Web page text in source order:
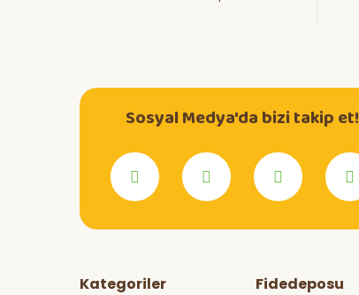
Sosyal Medya'da bizi takip et!
Kategoriler Fidedeposu